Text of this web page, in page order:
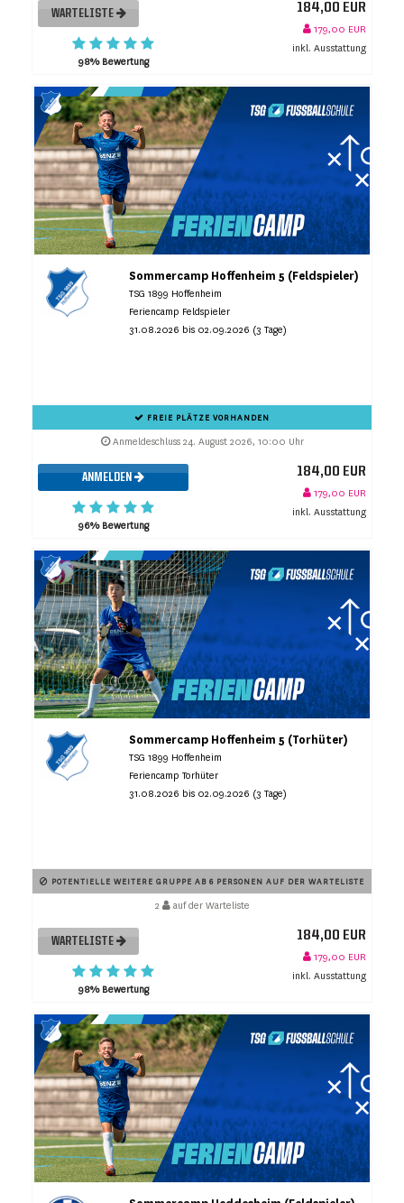
WARTELISTE
98% Bewertung
184,00 EUR
179,00 EUR
inkl. Ausstattung
Sommercamp Hoffenheim 5 (Feldspieler)
TSG 1899 Hoffenheim
Feriencamp Feldspieler
31.08.2026 bis 02.09.2026 (3 Tage)
FREIE PLÄTZE VORHANDEN
Anmeldeschluss 24. August 2026, 10:00 Uhr
ANMELDEN
96% Bewertung
184,00 EUR
179,00 EUR
inkl. Ausstattung
Sommercamp Hoffenheim 5 (Torhüter)
TSG 1899 Hoffenheim
Feriencamp Torhüter
31.08.2026 bis 02.09.2026 (3 Tage)
POTENTIELLE WEITERE GRUPPE AB 6 PERSONEN AUF DER WARTELISTE
2 auf der Warteliste
WARTELISTE
98% Bewertung
184,00 EUR
179,00 EUR
inkl. Ausstattung